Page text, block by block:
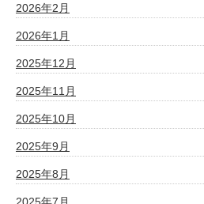
2026年2月
2026年1月
2025年12月
2025年11月
2025年10月
2025年9月
2025年8月